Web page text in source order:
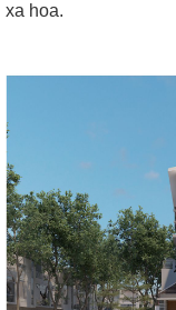
xa hoa.